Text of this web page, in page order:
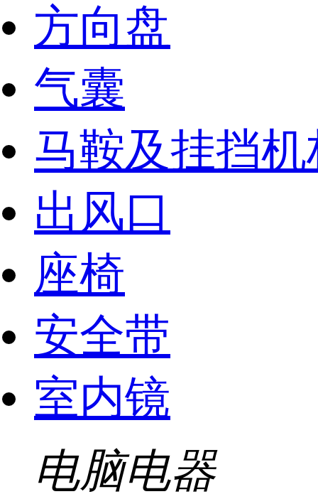
方向盘
气囊
马鞍及挂挡机
出风口
座椅
安全带
室内镜
电脑电器